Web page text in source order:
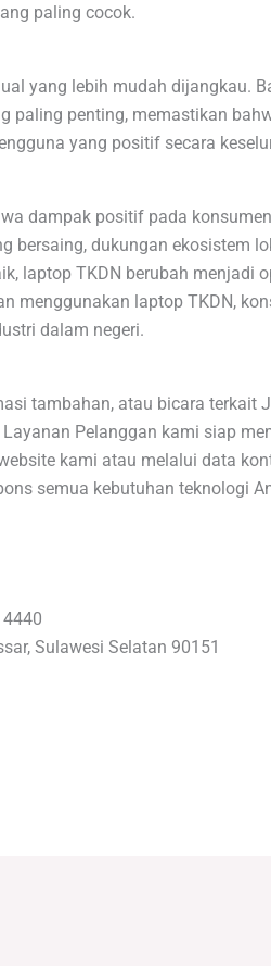
paling cocok.
yang lebih mudah dijangkau.
penting, memastikan
yang positif secara
dampak positif pada
bersaing, dukungan ekosistem
laptop TKDN berubah menjadi
menggunakan laptop TKDN,
dalam negeri.
tambahan, atau bicara terkait
Pelanggan kami siap
kami atau melalui data
semua kebutuhan teknologi
Sulawesi Selatan 90151